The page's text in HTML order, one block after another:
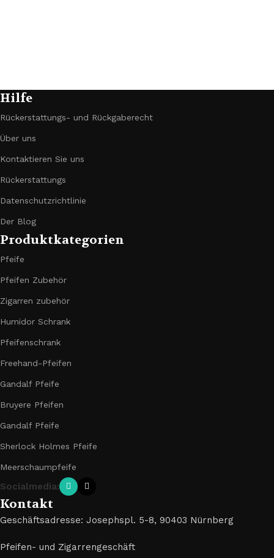
Hilfe
Rückerstattungs- und Rückgaberecht
Über uns
Kontaktieren Sie uns
Rückerstattungs
Datenschutzrichtlinie
Der Blog
Produktkategorien
Pfeife
Pfeifen Zubehör
Zigarren zubehör
Humidor Schrank
Pfeifenschrank
Freehand-Pfeifen
Gandalf Pfeife
Bruyere Pfeifen
Gandalf Pfeife
Sherlock Holmes Pfeife
Meerschaumpfeife
Socialmedia:
Kontakt
Geschäftsadresse: Josephspl. 5-8, 90403 Nürnberg
Pfeifen- und Zigarrengeschäft